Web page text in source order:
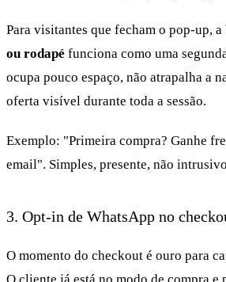
Para visitantes que fecham o pop-up, a
ou rodapé funciona como uma
ocupa pouco espaço, não atrapalha a
oferta visível durante toda a sessão.
Exemplo: "Primeira compra? Ganhe
email". Simples, presente, não
3. Opt-in de WhatsApp no
O momento do checkout é ouro para